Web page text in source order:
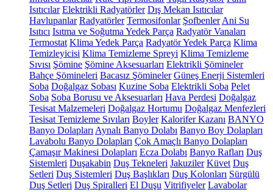
Isıtıcılar Elektrikli Radyatörler Dış Mekan Isıtıcılar
Havlupanlar Radyatörler Termosifonlar Şofbenler Ani Su
Isıtıcı Isıtma ve Soğutma Yedek Parça Radyatör Vanaları
Termostat Klima Yedek Parça Radyatör Yedek Parça Klima
Temizleyicisi Klima Temizleme Spreyi Klima Temizleme
Sıvısı Şömine Şömine Aksesuarları Elektrikli Şömineler
Bahçe Şömineleri Bacasız Şömineler Güneş Enerji Sistemleri
Soba Doğalgaz Sobası Kuzine Soba Elektrikli Soba Pelet
Soba Soba Borusu ve Aksesuarları Hava Perdesi Doğalgaz
Tesisat Malzemeleri Doğalgaz Hortumu Doğalgaz Menfezleri
Tesisat Temizleme Sıvıları Boyler Kalorifer Kazanı BANYO
Banyo Dolapları Aynalı Banyo Dolabı Banyo Boy Dolapları
Lavabolu Banyo Dolapları Çok Amaçlı Banyo Dolapları
Çamaşır Makinesi Dolapları Ecza Dolabı Banyo Rafları Duş
Sistemleri Duşakabin Duş Tekneleri Jakuziler Küvet Duş
Setleri Duş Sistemleri Duş Başlıkları Duş Kolonları Sürgülü
Duş Setleri Duş Spiralleri El Duşu Vitrifiyeler Lavabolar